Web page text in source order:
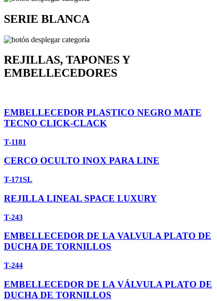
SERIE BLANCA
REJILLAS, TAPONES Y
EMBELLECEDORES
EMBELLECEDOR PLASTICO NEGRO MATE
TECNO CLICK-CLACK
T-1181
CERCO OCULTO INOX PARA LINE
T-171SL
REJILLA LINEAL SPACE LUXURY
T-243
EMBELLECEDOR DE LA VALVULA PLATO DE
DUCHA DE TORNILLOS
T-244
EMBELLECEDOR DE LA VÁLVULA PLATO DE
DUCHA DE TORNILLOS